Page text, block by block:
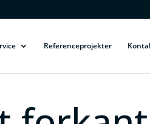
Referenceprojekter